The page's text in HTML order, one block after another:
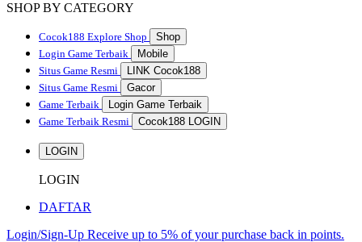
SHOP BY CATEGORY
Cocok188 Explore Shop
Shop
Login Game Terbaik
Mobile
Situs Game Resmi
LINK Cocok188
Situs Game Resmi
Gacor
Game Terbaik
Login Game Terbaik
Game Terbaik Resmi
Cocok188 LOGIN
LOGIN
LOGIN
DAFTAR
Login/Sign-Up Receive up to 5% of your purchase back in points.